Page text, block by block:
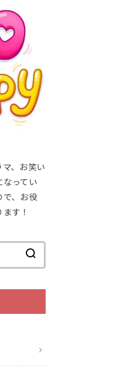
、お笑い
なってい
で、お役
す！